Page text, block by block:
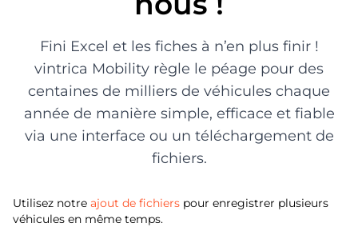
Fini Excel et les fiches à n’en plus finir !
vintrica Mobility règle le péage pour des
centaines de milliers de véhicules chaque
année de manière simple, efficace et fiable
via une interface ou un téléchargement de
fichiers.
Utilisez notre ajout de fichiers pour enregistrer plusieurs
véhicules en même temps.